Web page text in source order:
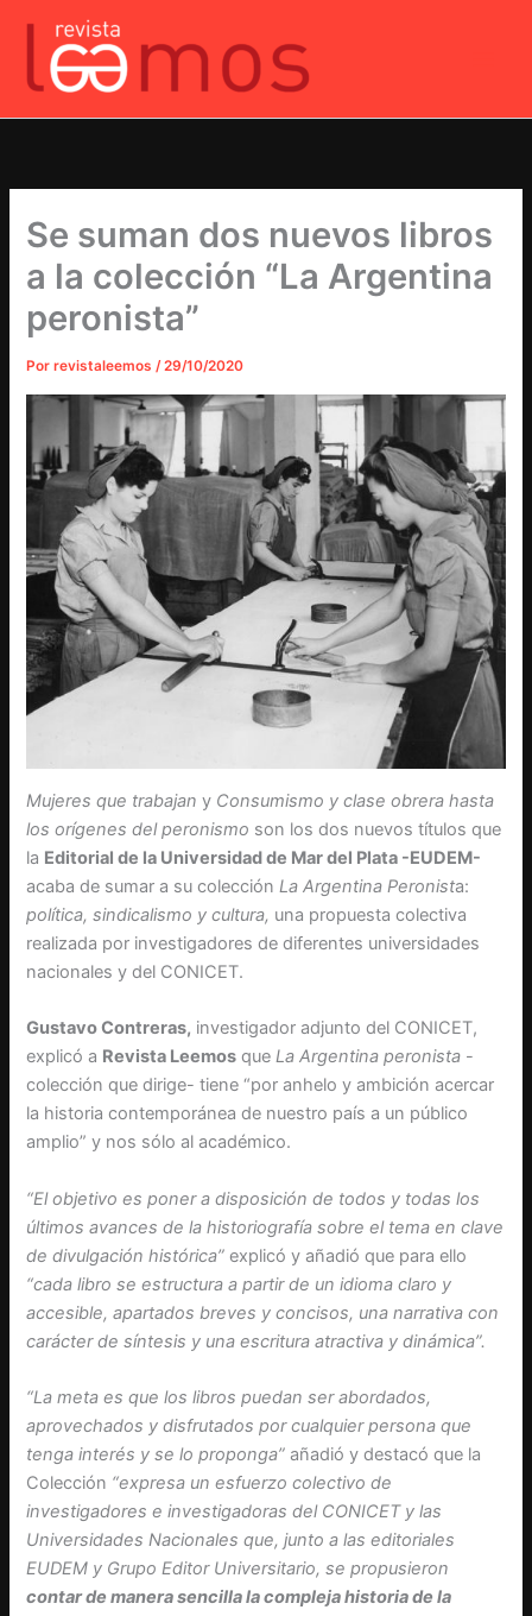
contenido
Se suman dos nuevos libros
a la colección “La Argentina
peronista”
Porrevistaleemos/29/10/2020
Mujeres que trabajan y Consumismo y clase obrera hasta
los orígenes del peronismo son los dos nuevos títulos que
la Editorial de la Universidad de Mar del Plata -EUDEM-
acaba de sumar a su colecciónLa Argentina Peronista:
política, sindicalismo y cultura, una propuesta colectiva
realizada por investigadores de diferentes universidades
nacionales y del CONICET.
Gustavo Contreras, investigador adjunto del CONICET,
explicó a Revista Leemos queLa Argentina peronista -
colección que dirige- tiene “por anhelo y ambición acercar
la historia contemporánea de nuestro país a un público
amplio” y nos sólo al académico.
“El objetivo es poner a disposición de todos y todas los
últimos avances de la historiografía sobre el tema en clave
de divulgación histórica”explicó y añadió que para ello
“cada libro se estructura a partir de un idioma claro y
accesible, apartados breves y concisos, una narrativa con
carácter de síntesis y una escritura atractiva y dinámica”.
“La meta es que los libros puedan ser abordados,
aprovechados y disfrutados por cualquier persona que
tenga interés y se lo proponga” añadió y destacó que la
Colección “expresa un esfuerzo colectivo de
investigadores e investigadoras del CONICET y las
Universidades Nacionales que, junto a las editoriales
EUDEM y Grupo Editor Universitario, se propusieron
contar de manera sencilla la compleja historia de la